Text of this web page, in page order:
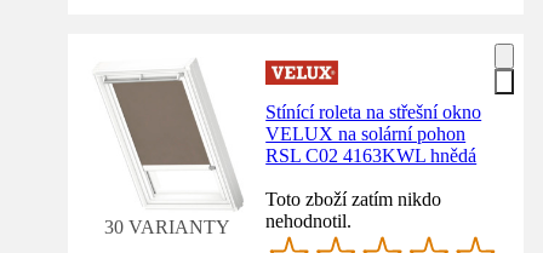
30 VARIANTY
Stínící roleta na střešní okno
VELUX na solární pohon
RSL C02 4163KWL hnědá
Toto zboží zatím nikdo
nehodnotil.